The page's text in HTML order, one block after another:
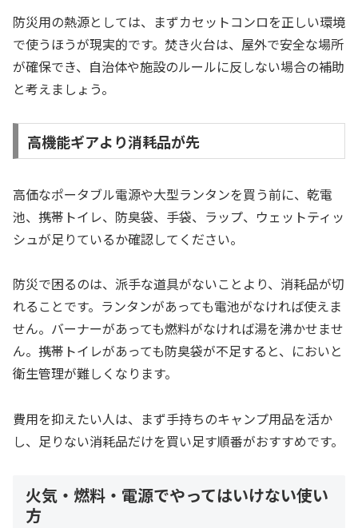
防災用の熱源としては、まずカセットコンロを正しい環境
で使うほうが現実的です。焚き火台は、屋外で安全な場所
が確保でき、自治体や施設のルールに反しない場合の補助
と考えましょう。
高機能ギアより消耗品が先
高価なポータブル電源や大型ランタンを買う前に、乾電
池、携帯トイレ、防臭袋、手袋、ラップ、ウェットティッ
シュが足りているか確認してください。
防災で困るのは、派手な道具がないことより、消耗品が切
れることです。ランタンがあっても電池がなければ使えま
せん。バーナーがあっても燃料がなければ湯を沸かせませ
ん。携帯トイレがあっても防臭袋が不足すると、においと
衛生管理が難しくなります。
費用を抑えたい人は、まず手持ちのキャンプ用品を活か
し、足りない消耗品だけを買い足す順番がおすすめです。
火気・燃料・電源でやってはいけない使い
方